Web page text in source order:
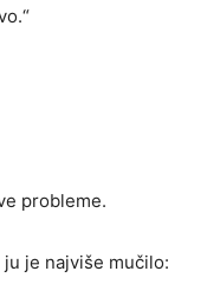
probleme.
je najviše mučilo: